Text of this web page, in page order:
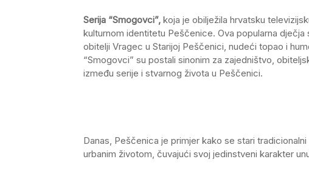
Serija “Smogovci”, koja je obilježila hrvatsku
kulturnom identitetu Peščenice. Ova popularna
obitelji Vragec u Starijoj Peščenici, nudeći topao i
“Smogovci” su postali sinonim za zajedništvo,
između serije i stvarnog života u Peščenici.
Danas, Peščenica je primjer kako se stari
urbanim životom, čuvajući svoj jedinstveni karakter